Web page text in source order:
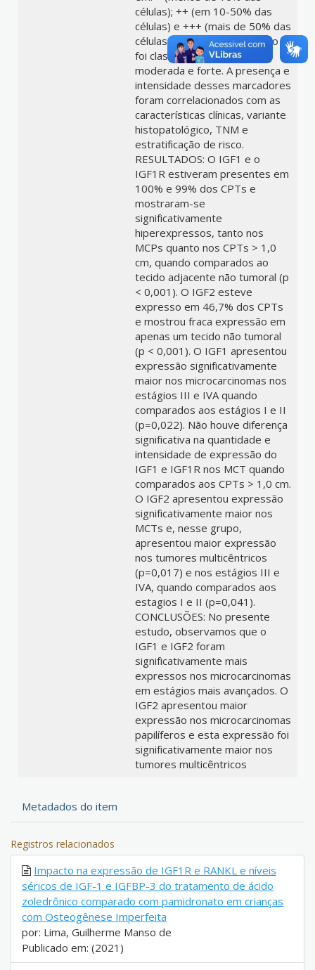
células); ++ (em 10-50% das
células) e +++ (mais de 50% das
células). O grau da expressão
foi classificada em leve,
moderada e forte. A presença e
intensidade desses marcadores
foram correlacionados com as
características clínicas, variante
histopatológico, TNM e
estratificação de risco.
RESULTADOS: O IGF1 e o
IGF1R estiveram presentes em
100% e 99% dos CPTs e
mostraram-se
significativamente
hiperexpressos, tanto nos
MCPs quanto nos CPTs > 1,0
cm, quando comparados ao
tecido adjacente não tumoral (p
< 0,001). O IGF2 esteve
expresso em 46,7% dos CPTs
e mostrou fraca expressão em
apenas um tecido não tumoral
(p < 0,001). O IGF1 apresentou
expressão significativamente
maior nos microcarcinomas nos
estágios III e IVA quando
comparados aos estágios I e II
(p=0,022). Não houve diferença
significativa na quantidade e
intensidade de expressão do
IGF1 e IGF1R nos MCT quando
comparados aos CPTs > 1,0 cm.
O IGF2 apresentou expressão
significativamente maior nos
MCTs e, nesse grupo,
apresentou maior expressão
nos tumores multicêntricos
(p=0,017) e nos estágios III e
IVA, quando comparados aos
estagios I e II (p=0,041).
CONCLUSÕES: No presente
estudo, observamos que o
IGF1 e IGF2 foram
significativamente mais
expressos nos microcarcinomas
em estágios mais avançados. O
IGF2 apresentou maior
expressão nos microcarcinomas
papilíferos e esta expressão foi
significativamente maior nos
tumores multicêntricos
Metadados do item
Registros relacionados
Impacto na expressão de IGF1R e RANKL e níveis
séricos de IGF-1 e IGFBP-3 do tratamento de ácido
zoledrônico comparado com pamidronato em crianças
com Osteogênese Imperfeita
por: Lima, Guilherme Manso de
Publicado em: (2021)